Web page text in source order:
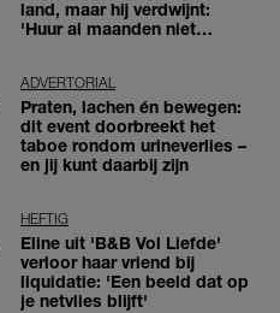
land, maar hij verdwijnt:
'Huur al maanden niet
ADVERTORIAL
Praten, lachen én bewegen:
dit event doorbreekt het
taboe rondom urineverlies –
en jij kunt daarbij zijn
HEFTIG
Eline uit 'B&B Vol Liefde'
verloor haar vriend bij
liquidatie: 'Een beeld dat op
je netvlies blijft'